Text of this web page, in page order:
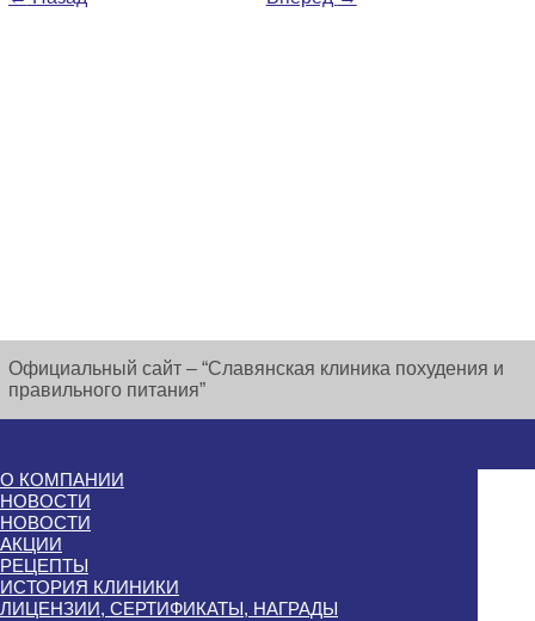
Официальный сайт – “Славянская клиника похудения и
правильного питания”
О КОМПАНИИ
НОВОСТИ
НОВОСТИ
АКЦИИ
РЕЦЕПТЫ
ИСТОРИЯ КЛИНИКИ
ЛИЦЕНЗИИ, СЕРТИФИКАТЫ, НАГРАДЫ